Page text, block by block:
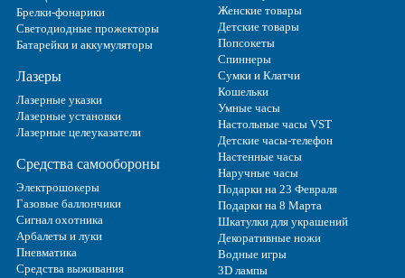
Брелки-фонарики
Светодиодные прожекторы
Батарейки и аккумуляторы
Лазеры
Лазерные указки
Лазерные установки
Лазерные целеуказатели
Средства самообороны
Электрошокеры
Газовые баллончики
Сигнал охотника
Арбалеты и луки
Пневматика
Средства выживания
Женские товары
Детские товары
Попсокеты
Спиннеры
Сумки и Клатчи
Кошельки
Умные часы
Настольные часы VST
Детские часы-телефон
Настенные часы
Наручные часы
Подарки на 23 Февраля
Подарки на 8 Марта
Шкатулки для украшений
Декоративные ножи
Водные игры
3D лампы